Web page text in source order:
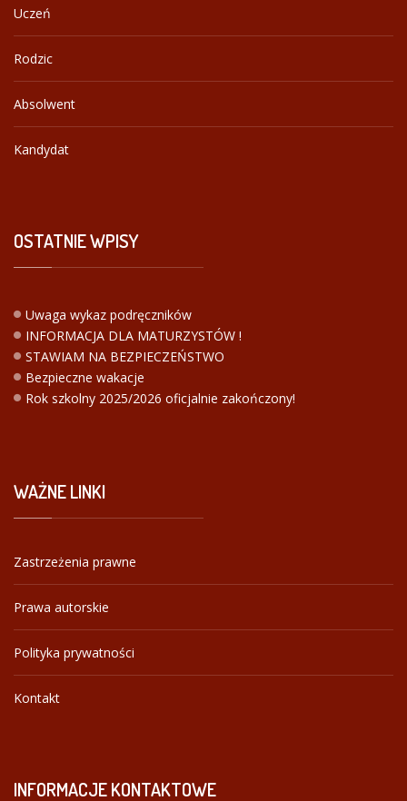
Uczeń
Rodzic
Absolwent
Kandydat
OSTATNIEWPISY
Uwaga wykaz podręczników
INFORMACJA DLA MATURZYSTÓW !
STAWIAM NA BEZPIECZEŃSTWO
Bezpieczne wakacje
Rok szkolny 2025/2026 oficjalnie zakończony!
WAŻNELINKI
Zastrzeżenia prawne
Prawa autorskie
Polityka prywatności
Kontakt
INFORMACJEKONTAKTOWE